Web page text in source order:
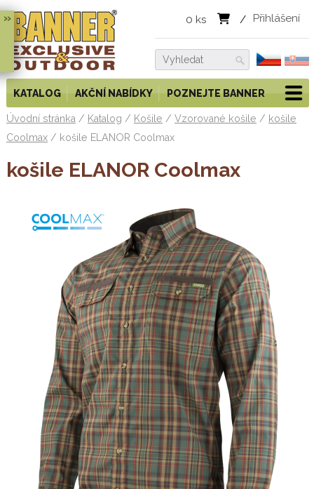
» Přihlášení
0 ks /
KATALOG AKČNÍ NABÍDKY POZNEJTE BANNER
Úvodní stránka / Katalog / Košile / Vzorované košile / košile
Coolmax / košile ELANOR Coolmax
košile ELANOR Coolmax